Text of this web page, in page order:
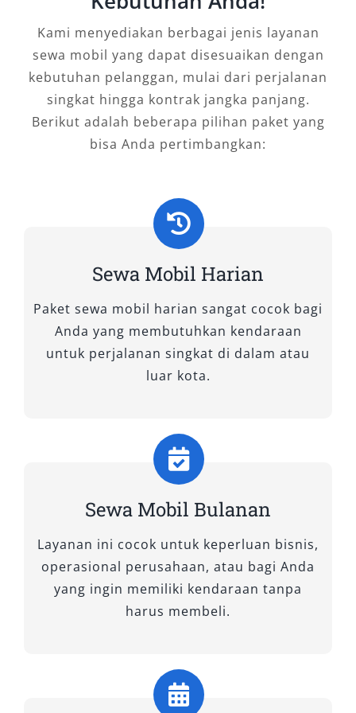
Menggunakan jasa sewa mobil Jember dengan
sopir atau lepas kunci memberikan
pengalaman perjalanan yang lebih nyaman dan
privat. Anda tidak perlu berdesakan, bisa
membawa barang lebih leluasa, serta
menikmati perjalanan dengan suasana yang
5. Solusi Praktis untuk Perjalanan
Wisata dan Bisnis
Baik untuk kunjungan ke destinasi wisata,
bandara, jasa sewa mobil di Jember menjadi
solusi transportasi yang praktis dan efisien.
Anda cukup fokus pada tujuan perjalanan
tanpa harus memikirkan logistik kendaraan.
Jember yang Tepat
1. Pilih Rental Mobil Jember yang
Terpercaya dan Berpengalaman
Pastikan Anda menggunakan rental mobil
Jember terpercaya yang memiliki reputasi baik.
Cek ulasan pelanggan di Google, media sosial,
biasanya memiliki informasi jelas, komunikasi
responsif, dan sistem pemesanan yang
Kami menyediakan berbagai jenis layanan
sewa mobil yang dapat disesuaikan dengan
kebutuhan pelanggan, mulai dari perjalanan
singkat hingga kontrak jangka panjang.
Berikut adalah beberapa pilihan paket yang
bisa Anda pertimbangkan:
Sewa Mobil Harian
Paket sewa mobil harian sangat cocok bagi
Anda yang membutuhkan kendaraan
untuk perjalanan singkat di dalam atau
luar kota.
Sewa Mobil Bulanan
Layanan ini cocok untuk keperluan bisnis,
operasional perusahaan, atau bagi Anda
yang ingin memiliki kendaraan tanpa
harus membeli.